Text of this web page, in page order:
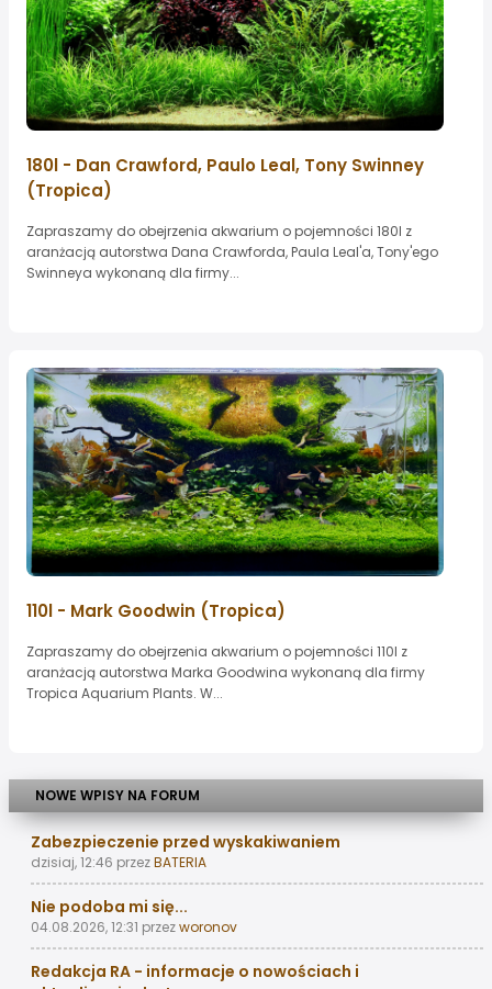
180l - Dan Crawford, Paulo Leal, Tony Swinney
(Tropica)
Zapraszamy do obejrzenia akwarium o pojemności 180l z
aranżacją autorstwa Dana Crawforda, Paula Leal'a, Tony'ego
Swinneya wykonaną dla firmy...
110l - Mark Goodwin (Tropica)
Zapraszamy do obejrzenia akwarium o pojemności 110l z
aranżacją autorstwa Marka Goodwina wykonaną dla firmy
Tropica Aquarium Plants. W...
NOWE WPISY NA FORUM
Zabezpieczenie przed wyskakiwaniem
dzisiaj, 12:46 przezBATERIA
Nie podoba mi się...
04.08.2026, 12:31 przezworonov
Redakcja RA - informacje o nowościach i